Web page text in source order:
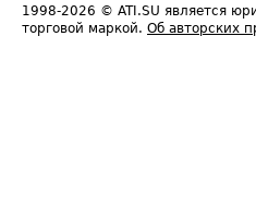
1998-2026 © ATI.SU является
торговой маркой. Об авторских